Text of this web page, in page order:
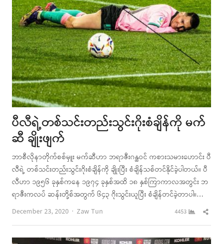
ပီလီရဲ့တစ်သင်းတည်းသွင်းဂိုးစံချိန်ကို မက်
ဆီ ချိုးဖျက်
ဘာစီလိုနာတိုက်စစ်မှူး မက်ဆီဟာ ဘရာဇီးဂန္ထဝင် ကစားသမားဟောင်း ပီ
လီရဲ့ တစ်သင်းတည်းသွင်းဂိုးစံချိန်ကို ချိုးပြီး စံချိန်သစ်တင်နိုင်ခဲ့ပါတယ်။ ပီ
လီဟာ ၁၉၅၆ ခုနှစ်ကနေ ၁၉၇၄ ခုနှစ်အထိ ၁၈ နှစ်ကြာကာလအတွင်း ဘ
ရာဇီးကလပ် ဆန်းတို့စ်အတွက် ၆၄၃ ဂိုးသွင်းယူပြီး စံချိန်တင်ခဲ့တာပါ။…
December 23, 2020
Author
Zaw Tun 4453